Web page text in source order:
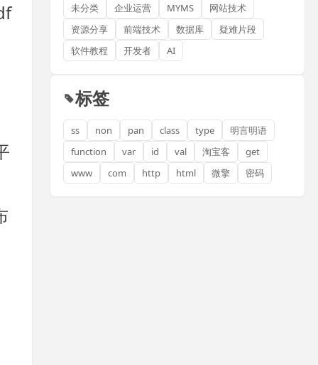
未分类 企业运营 MYMS
网站技术
资源分享
前端技术 数据库
疑难片段
软件教程
开发者 AI
标签
ss non pan class type
明言明语
function
var id val 淘宝客
get
www
com http html 微擎 密码